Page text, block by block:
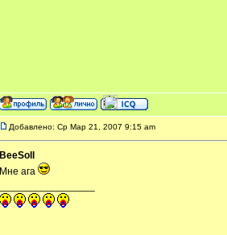
Добавлено: Ср Мар 21, 2007 9:15 am
BeeSoll
Мне ага